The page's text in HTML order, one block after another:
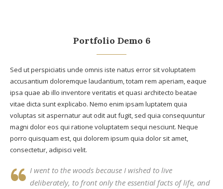
Portfolio Demo 6
Sed ut perspiciatis unde omnis iste natus error sit voluptatem
accusantium doloremque laudantium, totam rem aperiam, eaque
ipsa quae ab illo inventore veritatis et quasi architecto beatae
vitae dicta sunt explicabo. Nemo enim ipsam luptatem quia
voluptas sit aspernatur aut odit aut fugit, sed quia consequuntur
magni dolor eos qui ratione voluptatem sequi nesciunt. Neque
porro quisquam est, qui dolorem ipsum quia dolor sit amet,
consectetur, adipisci velit.
I went to the woods because I wished to live
deliberately, to front only the essential facts of life, and